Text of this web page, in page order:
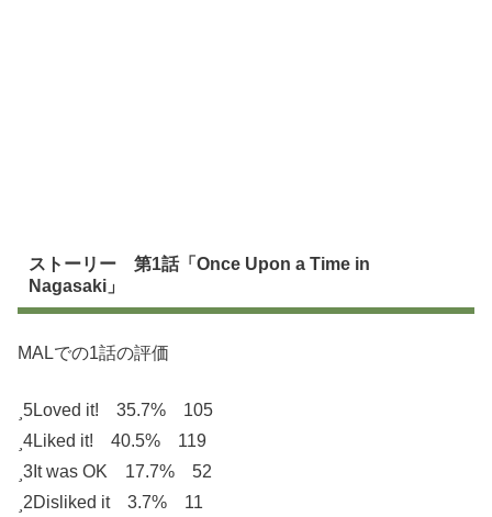
ストーリー 第1話「Once Upon a Time in
Nagasaki」
MALでの1話の評価
5Loved it! 35.7% 105
4Liked it! 40.5% 119
3 It was OK 17.7% 52
2Disliked it 3.7% 11